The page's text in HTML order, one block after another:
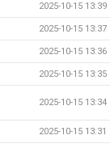
2025-10-15 13:39
2025-10-15 13:37
2025-10-15 13:36
2025-10-15 13:35
2025-10-15 13:34
2025-10-15 13:31